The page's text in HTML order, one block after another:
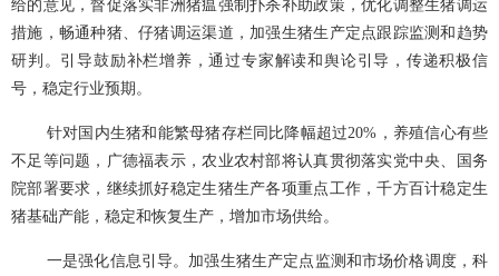
给的意见，督促落实非洲猪瘟强制扑杀补助政策，优化调整生猪调运
措施，畅通种猪、仔猪调运渠道，加强生猪生产定点跟踪监测和趋势
研判。引导鼓励补栏增养，通过专家解读和舆论引导，传递积极信
号，稳定行业预期。
针对国内生猪和能繁母猪存栏同比降幅超过20%，养殖信心有些
不足等问题，广德福表示，农业农村部将认真贯彻落实党中央、国务
院部署要求，继续抓好稳定生猪生产各项重点工作，千方百计稳定生
猪基础产能，稳定和恢复生产，增加市场供给。
一是强化信息引导。加强生猪生产定点监测和市场价格调度，科